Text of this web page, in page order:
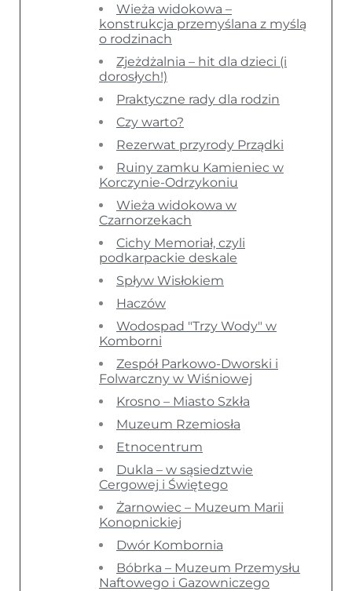
Wieża widokowa –
konstrukcja przemyślana z myślą
o rodzinach
Zjeżdżalnia – hit dla dzieci (i
dorosłych!)
Praktyczne rady dla rodzin
Czy warto?
Rezerwat przyrody Prządki
Ruiny zamku Kamieniec w
Korczynie-Odrzykoniu
Wieża widokowa w
Czarnorzekach
Cichy Memoriał, czyli
podkarpackie deskale
Spływ Wisłokiem
Haczów
Wodospad "Trzy Wody" w
Komborni
Zespół Parkowo-Dworski i
Folwarczny w Wiśniowej
Krosno – Miasto Szkła
Muzeum Rzemiosła
Etnocentrum
Dukla – w sąsiedztwie
Cergowej i Świętego
Żarnowiec – Muzeum Marii
Konopnickiej
Dwór Kombornia
Bóbrka – Muzeum Przemysłu
Naftowego i Gazowniczego